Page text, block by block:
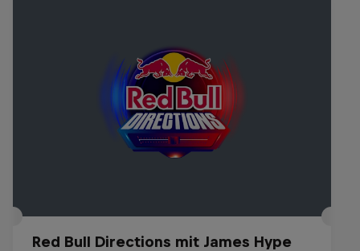
Red Bull Directions mit James Hype